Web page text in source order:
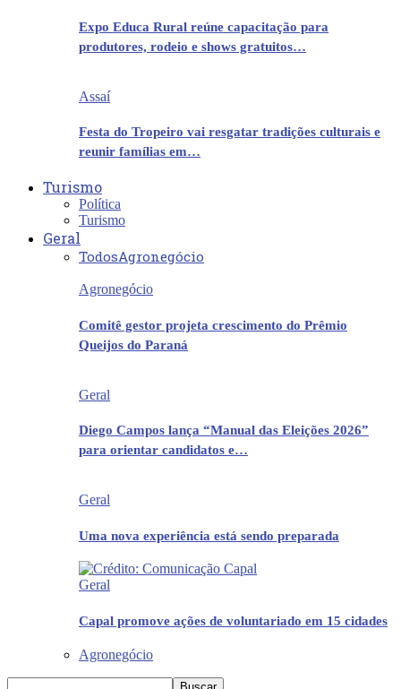
Expo Educa Rural reúne capacitação para
produtores, rodeio e shows gratuitos…
Assaí
Festa do Tropeiro vai resgatar tradições culturais e
reunir famílias em…
Turismo
Política
Turismo
Geral
TodosAgronegócio
Agronegócio
Comitê gestor projeta crescimento do Prêmio
Queijos do Paraná
Geral
Diego Campos lança “Manual das Eleições 2026”
para orientar candidatos e…
Geral
Uma nova experiência está sendo preparada
Geral
Capal promove ações de voluntariado em 15 cidades
Agronegócio